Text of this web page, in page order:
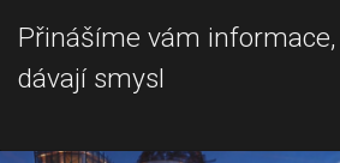
Přinášíme vám informace,
dávají smysl